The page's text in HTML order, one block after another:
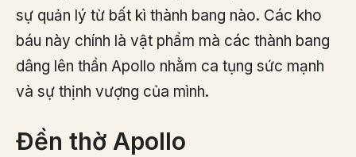
sự quản lý từ bất kì thành bang nào. Các kho
báu này chính là vật phẩm mà các thành bang
dâng lên thần Apollo nhằm ca tụng sức mạnh
và sự thịnh vượng của mình.
Đền thờ Apollo